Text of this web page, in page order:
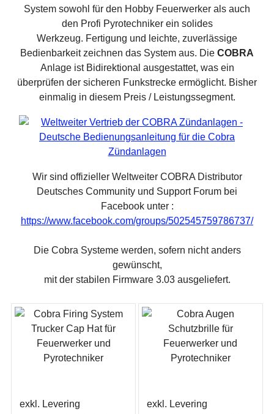
System sowohl für den Hobby Feuerwerker als auch
den Profi Pyrotechniker ein solides
Werkzeug. Fertigung und leichte, zuverlässige
Bedienbarkeit zeichnen das System aus. Die COBRA
Anlage ist Bidirektional ausgestattet, was ein
überprüfen der sicheren Funkstrecke ermöglicht. Bisher
einmalig in diesem Preis / Leistungssegment.
Wir sind offizieller Weltweiter COBRA Distributor
Deutsches Community und Support Forum bei
Facebook unter :
https://www.facebook.com/groups/502545759786737/
Die Cobra Systeme werden, sofern nicht anders
gewünscht,
mit der stabilen Firmware 3.03 ausgeliefert.
exkl. Levering exkl. Levering